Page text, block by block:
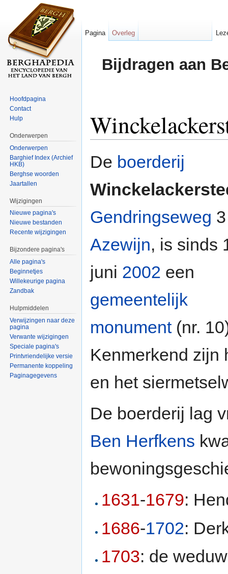
Bijdragen aan
De boerderij
Gendringseweg
Azewijn, is sinds
juni 2002 een
gemeentelijk
monument(nr.
Kenmerkend zijn
en het
De boerderij lag
Ben Herfkens
1631-1679:
1686-1702:
1703: de
Pagina Overleg
Hoofdpagina
Contact
Hulp
Onderwerpen
Onderwerpen
Barghief Index (Archief
HKB)
Berghse woorden
Jaartallen
Wijzigingen
Nieuwe pagina's
Nieuwe bestanden
Recente wijzigingen
Bijzondere pagina's
Alle pagina's
Beginnetjes
Willekeurige pagina
Zandbak
Hulpmiddelen
Verwijzingen naar deze
pagina
Verwante wijzigingen
Speciale pagina's
Printvriendelijke versie
Permanente koppeling
Paginagegevens